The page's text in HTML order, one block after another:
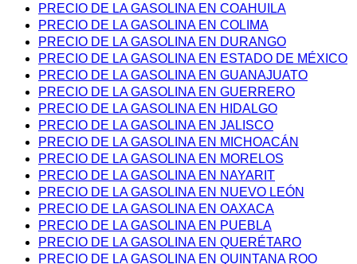
PRECIO DE LA GASOLINA EN COAHUILA
PRECIO DE LA GASOLINA EN COLIMA
PRECIO DE LA GASOLINA EN DURANGO
PRECIO DE LA GASOLINA EN ESTADO DE MÉXICO
PRECIO DE LA GASOLINA EN GUANAJUATO
PRECIO DE LA GASOLINA EN GUERRERO
PRECIO DE LA GASOLINA EN HIDALGO
PRECIO DE LA GASOLINA EN JALISCO
PRECIO DE LA GASOLINA EN MICHOACÁN
PRECIO DE LA GASOLINA EN MORELOS
PRECIO DE LA GASOLINA EN NAYARIT
PRECIO DE LA GASOLINA EN NUEVO LEÓN
PRECIO DE LA GASOLINA EN OAXACA
PRECIO DE LA GASOLINA EN PUEBLA
PRECIO DE LA GASOLINA EN QUERÉTARO
PRECIO DE LA GASOLINA EN QUINTANA ROO